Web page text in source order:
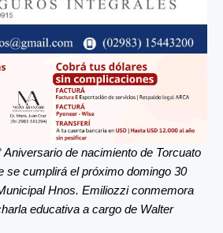
Aniversario de nacimiento de Torcuato
se cumplirá el próximo domingo 30
Hnos. Emiliozzi conmemora
educativa a cargo de Walter